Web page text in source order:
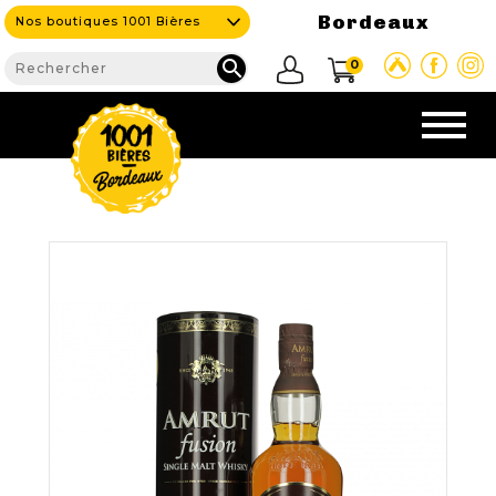
Nos boutiques 1001 Bières Bordeaux
 0

NOS PRODUITS
Nouveautés
Nos Bières